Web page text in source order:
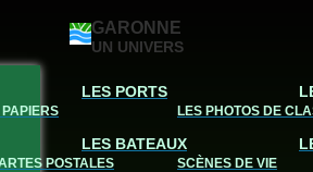
POSTALES
LES PHOTOS DE
SCÈNES DE VIE
GARONNE
UN UNIVERS
LES PORTS
LES BATEAUX